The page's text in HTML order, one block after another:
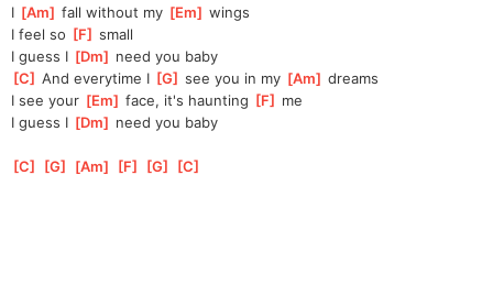
I [Am ] fall without my [Em ] wings
I feel so [F ] small
I guess I [Dm
need you baby
[C ] And everytime I [G ] see you in my [Am ] dreams
I see your [Em ] face, it's haunting [F
me
I guess I [Dm need you baby
[C [G [Am [F [G [C